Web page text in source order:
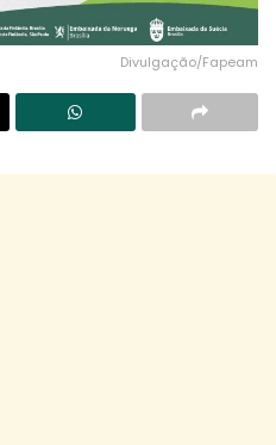
Divulgação/Fapeam